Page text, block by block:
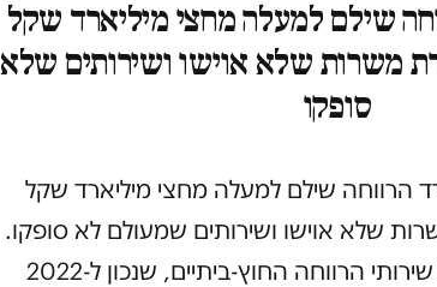
הרווחה שילם למעלה מחצי מיליארד שקל
משרות שלא אוישו ושירותים שלא
סופקו
הרווחה שילם למעלה מחצי מיליארד שקל
שלא אוישו ושירותים שמעולם לא סופקו.
מדובר בכ-15 אחוז מתקציב שירותי הרווחה החוץ-ביתיים, שנכון ל-2022